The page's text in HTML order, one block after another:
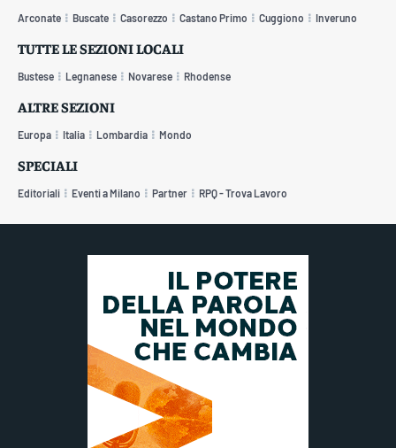
Arconate Buscate Casorezzo Castano Primo Cuggiono Inveruno
TUTTE LE SEZIONI LOCALI
Bustese Legnanese Novarese Rhodense
ALTRE SEZIONI
Europa Italia Lombardia Mondo
SPECIALI
Editoriali Eventi a Milano Partner RPQ - Trova Lavoro